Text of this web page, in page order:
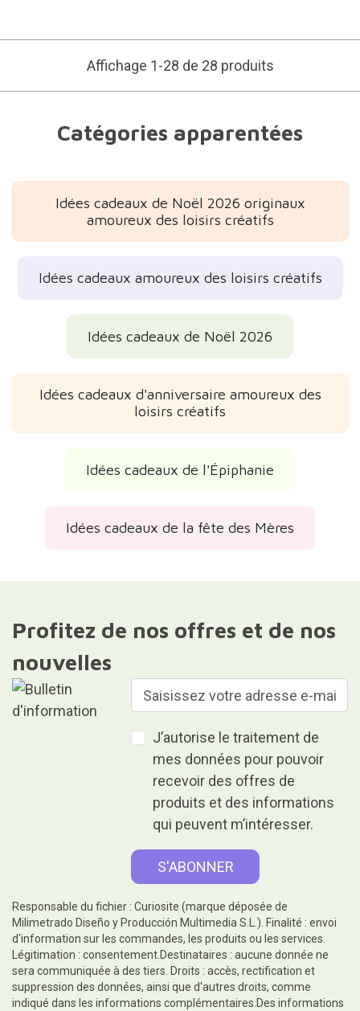
Affichage 1-28 de 28 produits
Catégories apparentées
Idées cadeaux de Noël 2026 originaux
amoureux des loisirs créatifs
Idées cadeaux amoureux des loisirs créatifs
Idées cadeaux de Noël 2026
Idées cadeaux d'anniversaire amoureux des
loisirs créatifs
Idées cadeaux de l'Épiphanie
Idées cadeaux de la fête des Mères
Profitez de nos offres et de nos
nouvelles
J’autorise le traitement de
mes données pour pouvoir
recevoir des offres de
produits et des informations
qui peuvent m’intéresser.
Responsable du fichier : Curiosite (marque déposée de
Milimetrado Diseño y Producción Multimedia S.L.). Finalité : envoi
d'information sur les commandes, les produits ou les services.
Légitimation : consentement.Destinataires : aucune donnée ne
sera communiquée à des tiers. Droits : accès, rectification et
suppression des données, ainsi que d'autres droits, comme
indiqué dans les informations complémentaires.Des informations